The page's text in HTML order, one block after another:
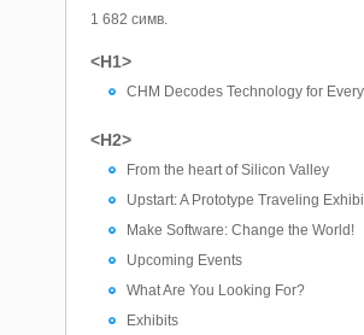
1 682 симв.
<H1>
CHM Decodes Technology for
<H2>
From the heart of Silicon Valley
Upstart: A Prototype Traveling
Make Software: Change the World!
Upcoming Events
What Are You Looking For?
Exhibits